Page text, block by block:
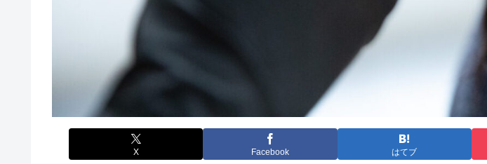
X Facebook はてブ